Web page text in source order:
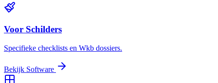
Voor Schilders
Specifieke checklists en Wkb dossiers.
Bekijk Software